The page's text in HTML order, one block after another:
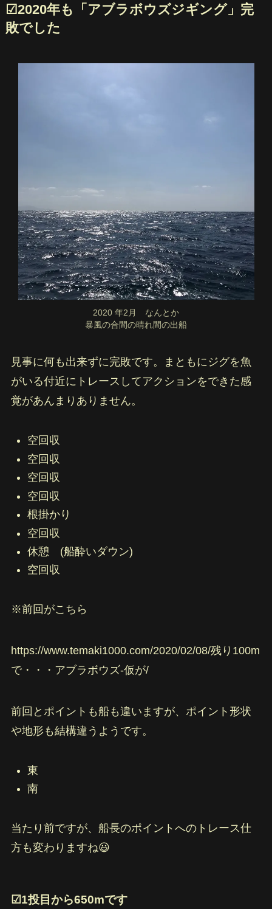
☑︎2020年も「アブラボウズジギング」完
敗でした
2020 年2月 なんとか
暴風の合間の晴れ間の出船
見事に何も出来ずに完敗です。まともにジグを魚
がいる付近にトレースしてアクションをできた感
覚があんまりありません。
空回収
空回収
空回収
空回収
根掛かり
空回収
休憩 (船酔いダウン)
空回収
※前回がこちら
https://www.temaki1000.com/2020/02/08/残り100m
で・・・アブラボウズ-仮が/
前回とポイントも船も違いますが、ポイント形状
や地形も結構違うようです。
東
南
当たり前ですが、船長のポイントへのトレース仕
方も変わりますね😃
☑︎1投目から650mです